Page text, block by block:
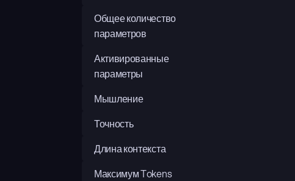
Общее количество
параметров
Активированные
параметры
Мышление
Точность
Длина контекста
Максимум Tokens